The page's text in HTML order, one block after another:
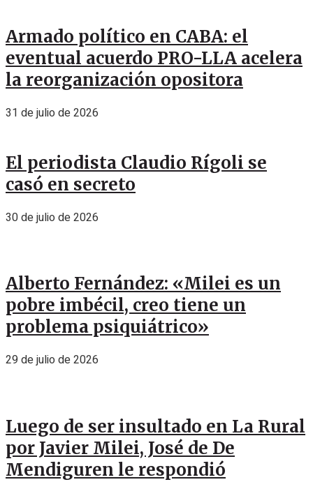
Armado político en CABA: el
eventual acuerdo PRO-LLA acelera
la reorganización opositora
31 de julio de 2026
El periodista Claudio Rígoli se
casó en secreto
30 de julio de 2026
Alberto Fernández: «Milei es un
pobre imbécil, creo tiene un
problema psiquiátrico»
29 de julio de 2026
Luego de ser insultado en La Rural
por Javier Milei, José de De
Mendiguren le respondió